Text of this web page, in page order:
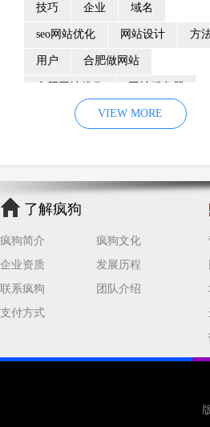
技巧 企业 域名
seo网站优化 网站设计 方
用户 合肥做网站
优化 网站降权
企业网站建设 效果 页面
网络营销 因素 网络公司
网站流量
百度优化 网站收录
网站seo 专业
VIEW MORE
了解疯狗
疯狗简介
疯狗文化
企业资质
发展历程
联系疯狗
团队介绍
支付方式